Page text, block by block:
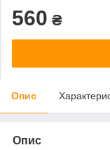
560 ₴
Опис
Опис